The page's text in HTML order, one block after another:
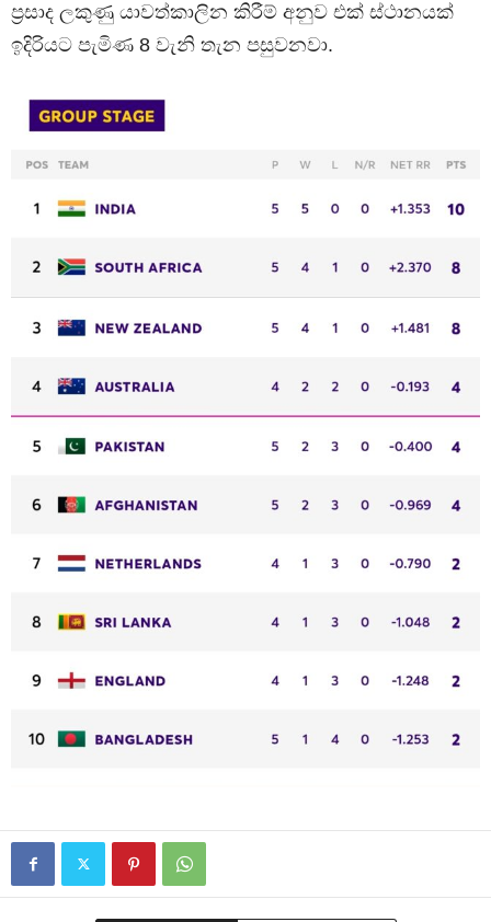
ප්‍රසාද ලකුණු යාවත්කාලින කිරීම් අනුව එක් ස්ථානයක්
ඉදිරියට පැමිණ 8 වැනි තැන පසුවනවා.